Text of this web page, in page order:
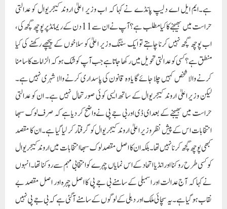
ہے۔ایم ایل اے دلیپ پانڈے نے کہا کہ اب وزیر اعلیٰ اروند کیجریوال کو عدالتی
حراست میں بھیجنے کا کیا مطلب ہے؟ آپ نے ان سے 11 دن کے ریمانڈ پر پوچھ گچھ کی،
اب پوچھ گچھ نہیں کرنا چاہتے تو ایک سٹنگ وزیر اعلیٰ کو سلاخوں کے پیچھے رکھنے کی کیا
منطق ہے؟کسی کو عدالتی تحویل میں رکھا جاتا ہے جب آپ کو شک ہو کہ الزامات کا سامنا
کرنے والا شخص کہیں چلا جائے گا یا وہ قانون کی پاسداری کرنے والا شہری نہیں ہے۔
لیکن وزیر اعلیٰ اروند کیجریوال کے ساتھ ایسی کوئی صورتحال نہیں ہے۔ ان کو عدالتی
حراست میں بھیجنے کے بعد ای ڈی اور بی جے پی نے واضح کر دیا ہے کہ صرف لوک سبھا
انتخابات اس کے پیش نظر وزیر اعلیٰ اروند کیجریوال کو گرفتار کر لیا گیا ہے۔ ان کا مقصد
کبھی پوچھ گچھ کرنا نہیں تھا۔ بلکہ ان کا اصل مقصد لوک سبھا انتخابات میں اروند کیجریوال
کو کسی طرح روکنا اور انڈیا اتحاد کے اس نمایاں چہرے کو انتخابی مہم سے روکنا تھا۔انہوں
نے کہا کہ آج عدالت اور اسمبلی کے سامنے بی جے پی کا اصل چہرہ اور اصل مقصد بے
نقاب ہو گیا ہے۔ یہ سچائی ملک اور دہلی کے لوگوں کے سامنے آ گئی ہے کہ بی جے پی نہیں